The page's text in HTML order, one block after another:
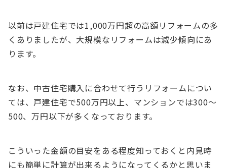
以前は戸建住宅では1,000万円超の高額リフォームの多
くありましたが、大規模なリフォームは減少傾向にあ
ります。
なお、中古住宅購入に合わせて行うリフォームについ
ては、戸建住宅で500万円以上、マンションでは300～
500、万円以下が多くなっております。
こういった金額の目安をある程度知っておくと内見時
にも簡単に計算が出来るようになってくるかと思いま